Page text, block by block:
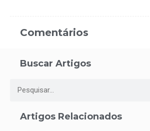
Comentários
Buscar Artigos
Artigos Relacionados